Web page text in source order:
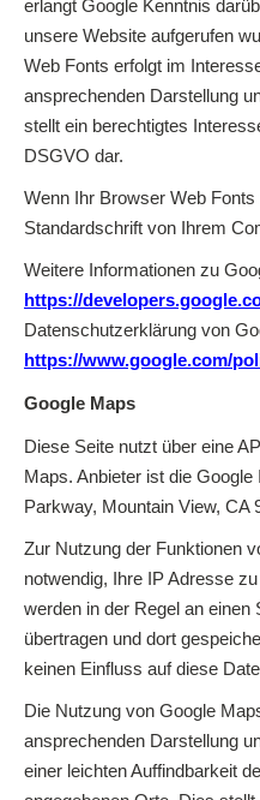
erlangt Google Kenntnis
unsere Website aufgerufen
Web Fonts erfolgt im
ansprechenden Darstellung
stellt ein berechtigtes
DSGVO dar.
Wenn Ihr Browser Web
Standardschrift von Ihrem
Weitere Informationen zu
https://
Datenschutzerklärung von
https://www.google.com/
Google Maps
Diese Seite nutzt über eine
Maps. Anbieter ist die
Parkway, Mountain View, CA
Zur Nutzung der Funktionen
notwendig, Ihre IP Adresse
werden in der Regel an
übertragen und dort
keinen Einfluss auf diese
Die Nutzung von Google
ansprechenden Darstellung
einer leichten Auffindbarkeit